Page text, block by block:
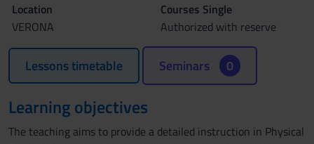
Location
VERONA
Courses Single
Authorized with reserve
Lessons timetable Seminars 0
Learning objectives
The teaching aims to provide a detailed instruction in Physical